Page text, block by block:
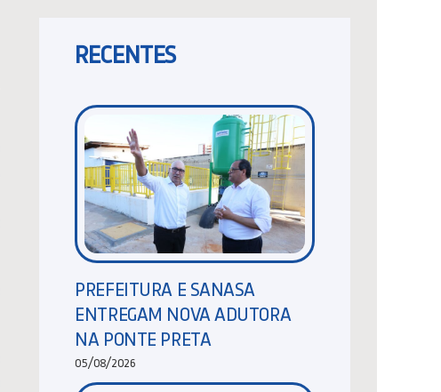
RECENTES
PREFEITURA E SANASA
ENTREGAM NOVA ADUTORA
NA PONTE PRETA
05/08/2026